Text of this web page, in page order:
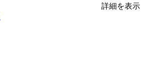
詳細を表示